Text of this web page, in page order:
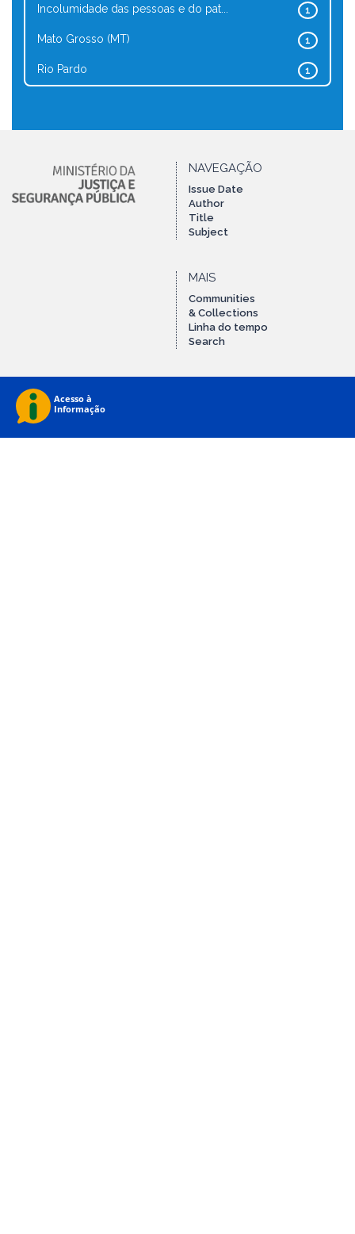
1
Incolumidade das pessoas e do pat...
1
Mato Grosso (MT)
1
Rio Pardo
NAVEGAÇÃO
Issue Date
Author
Title
Subject
MAIS
Communities
& Collections
Linha do tempo
Search